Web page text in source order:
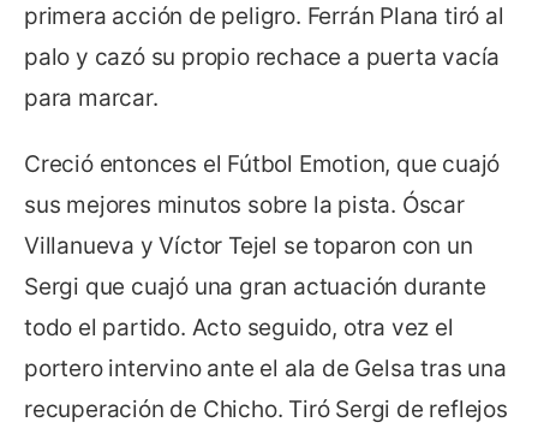
primera acción de peligro. Ferrán Plana tiró al
palo y cazó su propio rechace a puerta vacía
para marcar.
Creció entonces el Fútbol Emotion, que cuajó
sus mejores minutos sobre la pista. Óscar
Villanueva y Víctor Tejel se toparon con un
Sergi que cuajó una gran actuación durante
todo el partido. Acto seguido, otra vez el
portero intervino ante el ala de Gelsa tras una
recuperación de Chicho. Tiró Sergi de reflejos